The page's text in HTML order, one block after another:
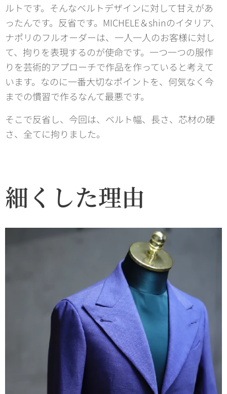
ルトです。そんなベルトデザインに対して甘えがあ
ったんです。反省です。MICHELE＆shinのイタリア、
ナポリのフルオーダーは、一人一人のお客様に対し
て、拘りを表現するのが使命です。一つ一つの服作
りを芸術的アプローチで作品を作っていると考えて
います。なのに一番大切なポイントを、何気なく今
までの慣習で作るなんて最悪です。
そこで反省し、今回は、ベルト幅、長さ、芯材の硬
さ、全てに拘りました。
細くした理由